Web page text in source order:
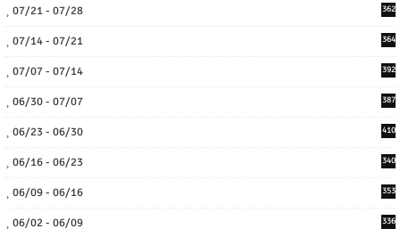
07/21 - 07/28 362
07/14 - 07/21 364
07/07 - 07/14 392
06/30 - 07/07 387
06/23 - 06/30 410
06/16 - 06/23 340
06/09 - 06/16 353
06/02 - 06/09 336